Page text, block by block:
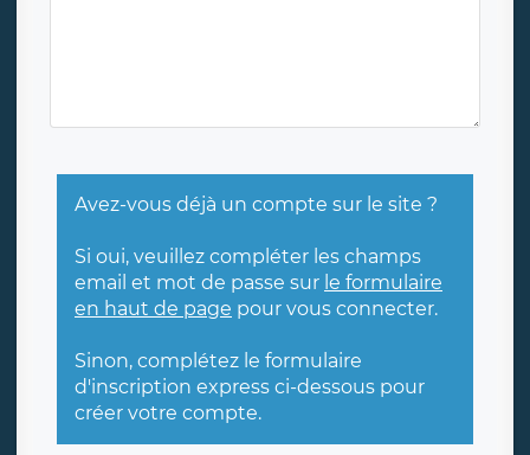
Avez-vous déjà un compte sur le site ?
Si oui, veuillez compléter les champs
email et mot de passe sur le formulaire
en haut de page pour vous connecter.
Sinon, complétez le formulaire
d'inscription express ci-dessous pour
créer votre compte.